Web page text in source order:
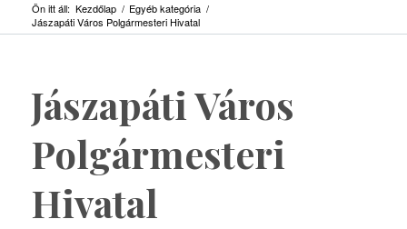
Ön itt áll: Kezdőlap / Egyéb kategória /
Jászapáti Város Polgármesteri Hivatal
Jászapáti Város
Polgármesteri
Hivatal